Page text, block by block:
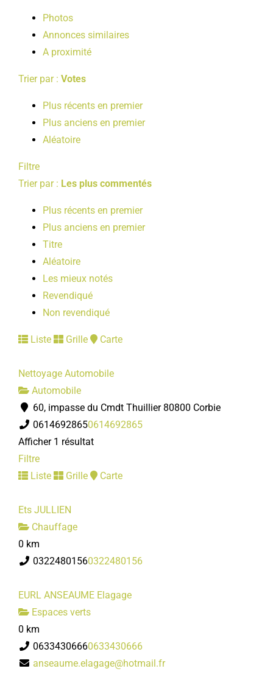
LOISIRS
PUBLICATIONS
Photos
Annonces similaires
A proximité
Trier par : Votes
Plus récents en premier
Plus anciens en premier
Aléatoire
Filtre
Trier par : Les plus commentés
Plus récents en premier
Plus anciens en premier
Titre
Aléatoire
Les mieux notés
Revendiqué
Non revendiqué
Liste Grille Carte
Nettoyage Automobile
Automobile
60, impasse du Cmdt Thuillier 80800 Corbie
06146928650614692865
Afficher 1 résultat
Filtre
Liste
Grille Carte
Ets JULLIEN
Chauffage
0 km
03224801560322480156
EURL ANSEAUME Elagage
Espaces verts
0 km
06334306660633430666
anseaume.elagage@hotmail.fr